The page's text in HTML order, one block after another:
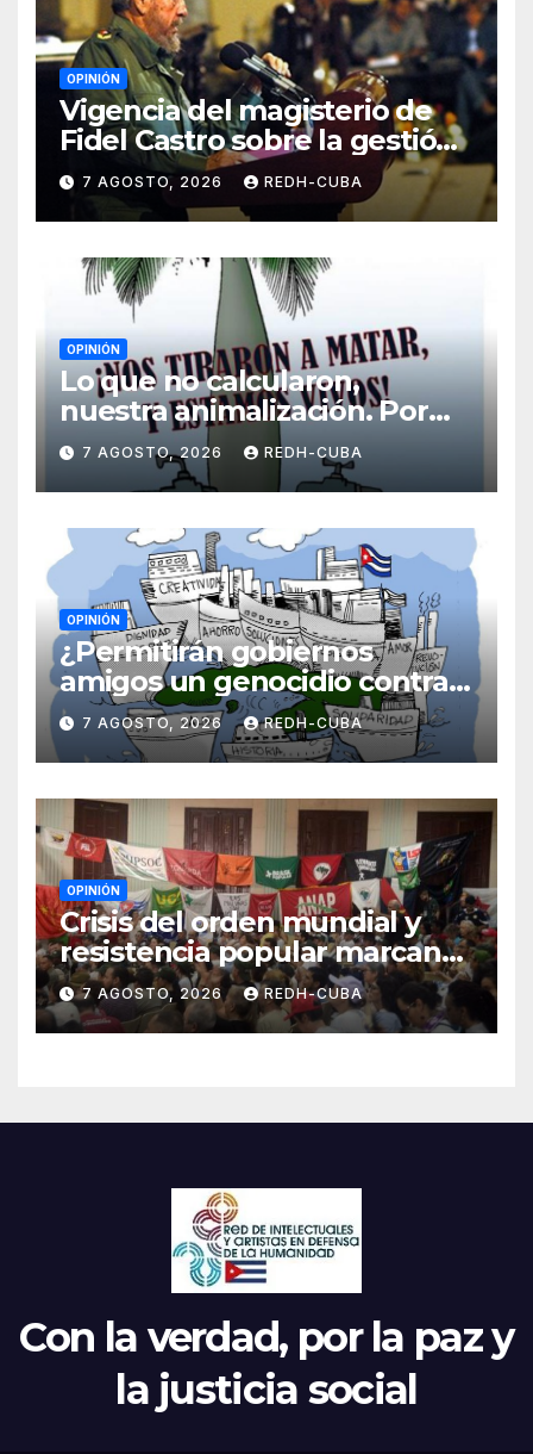
OPINIÓN
Vigencia del magisterio de
Fidel Castro sobre la gestión
del liderazgo revolucionario.
Por Jorge Luís Guach Estévez
7 AGOSTO, 2026 REDH-CUBA
OPINIÓN
Lo que no calcularon,
nuestra animalización. Por
Laidi Fernández de Juan
7 AGOSTO, 2026 REDH-CUBA
OPINIÓN
¿Permitirán gobiernos
amigos un genocidio contra
Cuba? Por Hedelberto López
Blanch
7 AGOSTO, 2026 REDH-CUBA
OPINIÓN
Crisis del orden mundial y
resistencia popular marcan
el inicio de la IV Asamblea
Continental de ALBA
Movimientos en Cuba
7 AGOSTO, 2026 REDH-CUBA
Con la verdad, por la paz y
la justicia social